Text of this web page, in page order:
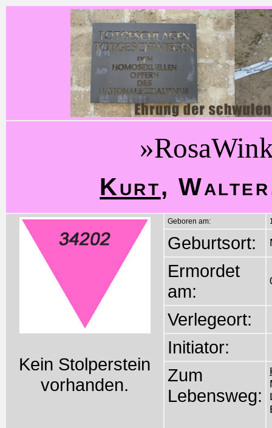
Kurt,
Kein Stolperstein
vorhanden.
Geboren am:
Geburtsort:
Ermordet
am:
Verlegeort:
Initiator:
Zum
Lebensweg: